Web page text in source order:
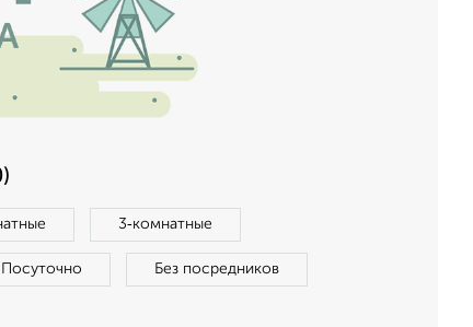
3‑комнатные
Посуточно Без посредников